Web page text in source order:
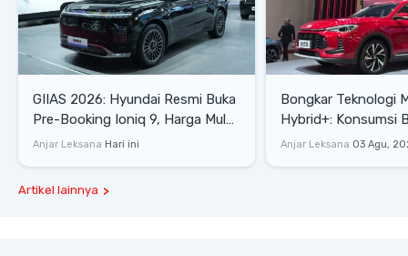
GIIAS 2026: Hyundai Resmi Buka
Pre-Booking Ioniq 9, Harga Mulai
Rp1,49 Miliar
Anjar Leksana Hari ini
Bongkar Teknologi
Hybrid+: Konsumsi
Tembus 27,7 Km/
Anjar Leksana 03 Agu,
Artikel lainnya